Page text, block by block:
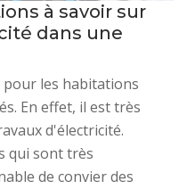
à savoir sur
dans une
pour les habitations
En effet, il est très
d'électricité.
qui sont très
de convier des